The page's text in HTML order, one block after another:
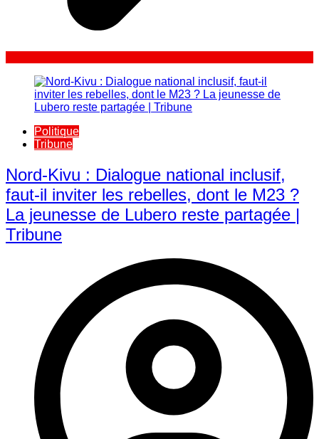
Politique
Tribune
Nord-Kivu : Dialogue national inclusif,
faut-il inviter les rebelles, dont le M23 ?
La jeunesse de Lubero reste partagée |
Tribune